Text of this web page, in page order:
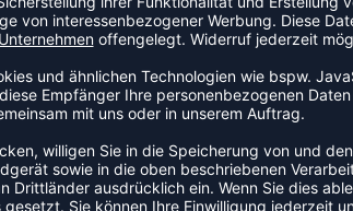
Komfort und Funktionalität im
Halt, was sie zu einem Blick